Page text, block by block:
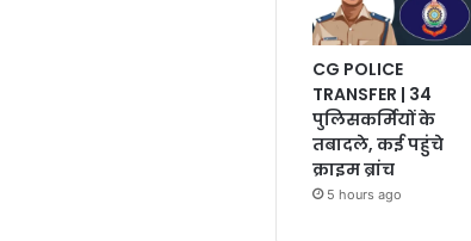
CG POLICE
TRANSFER | 34
पुलिसकर्मियों के
तबादले, कई पहुंचे
क्राइम ब्रांच
5 hours ago